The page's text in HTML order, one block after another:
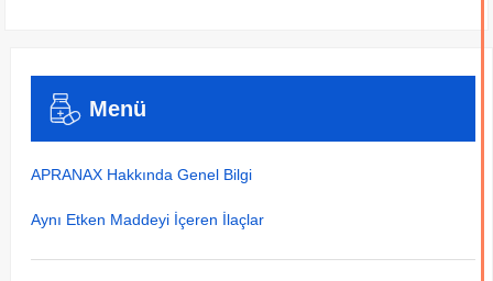
Menü
APRANAX Hakkında Genel Bilgi
Aynı Etken Maddeyi İçeren İlaçlar